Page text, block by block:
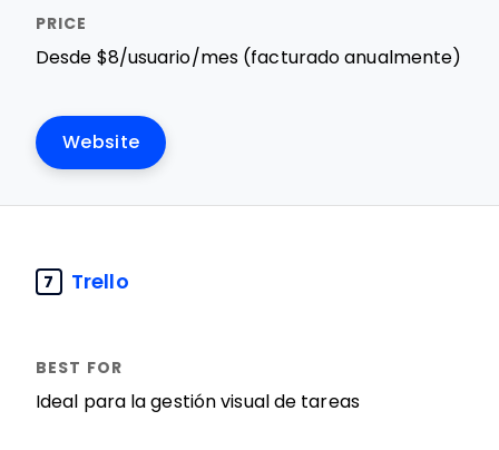
Desde $8/usuario/mes (facturado anualmente)
Website
7 Trello
Ideal para la gestión visual de tareas